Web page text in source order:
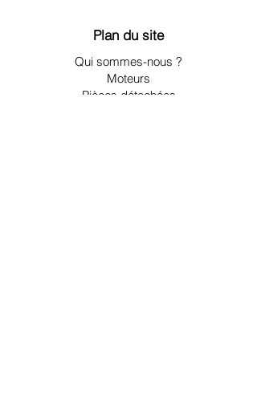
Plan du site
Qui sommes-nous ?
Moteurs
Pièces détachées